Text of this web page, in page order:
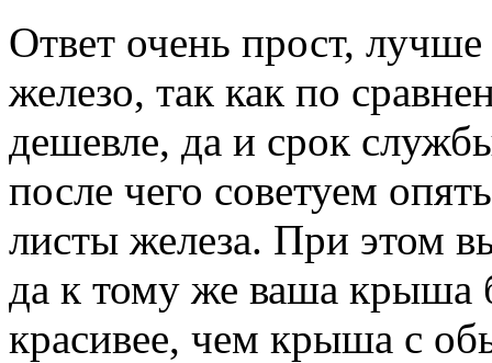
Ответ очень прост,
железо, так как по
дешевле, да и срок
после чего советуем
листы железа. При этом
да к тому же ваша крыша
красивее, чем крыша с